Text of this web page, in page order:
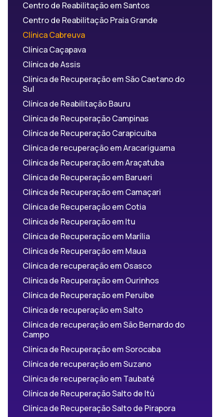
Centro de Reabilitação em Santos
Centro de Reabilitação Praia Grande
Clínica Cabreuva
Clínica Caçapava
Clínica de Assis
Clínica de Recuperação em São Caetano do
Sul
Clínica de Reabilitação Bauru
Clínica de Recuperação Campinas
Clínica de Recuperação Carapicuiba
Clínica de recuperação em Aracariguama
Clínica de Recuperação em Araçatuba
Clínica de Recuperação em Barueri
Clínica de Recuperação em Camaçari
Clínica de Recuperação em Cotia
Clínica de Recuperação em Itu
Clínica de Recuperação em Marília
Clínica de Recuperação em Maua
Clínica de recuperação em Osasco
Clínica de Recuperação em Ourinhos
Clínica de Recuperação em Peruibe
Clínica de recuperação em Salto
Clínica de recuperação em São Bernardo do
Campo
Clínica de Recuperação em Sorocaba
Clínica de recuperação em Suzano
Clínica de recuperação em Taubaté
Clínica de Recuperação Salto de Itú
Clínica de Recuperação Salto de Pirapora